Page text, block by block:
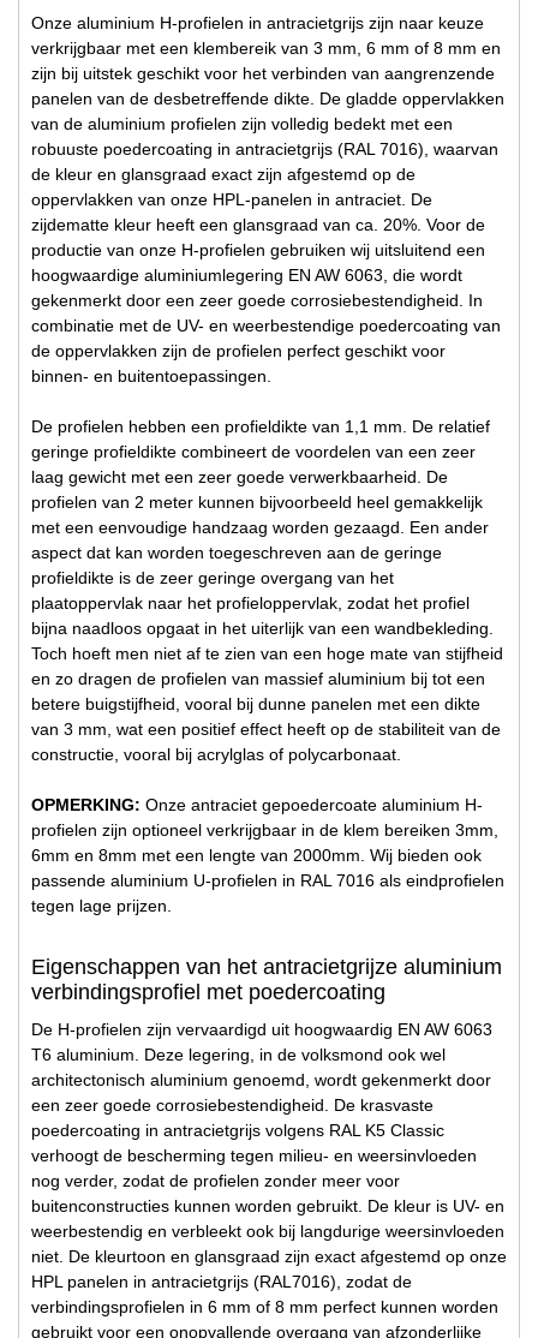
Onze aluminium H-profielen in antracietgrijs zijn naar keuze
verkrijgbaar met een klembereik van 3 mm, 6 mm of 8 mm en
zijn bij uitstek geschikt voor het verbinden van aangrenzende
panelen van de desbetreffende dikte. De gladde oppervlakken
van de aluminium profielen zijn volledig bedekt met een
robuuste poedercoating in antracietgrijs (RAL 7016), waarvan
de kleur en glansgraad exact zijn afgestemd op de
oppervlakken van onze HPL-panelen in antraciet. De
zijdematte kleur heeft een glansgraad van ca. 20%. Voor de
productie van onze H-profielen gebruiken wij uitsluitend een
hoogwaardige aluminiumlegering EN AW 6063, die wordt
gekenmerkt door een zeer goede corrosiebestendigheid. In
combinatie met de UV- en weerbestendige poedercoating van
de oppervlakken zijn de profielen perfect geschikt voor
binnen- en buitentoepassingen.
De profielen hebben een profieldikte van 1,1 mm. De relatief
geringe profieldikte combineert de voordelen van een zeer
laag gewicht met een zeer goede verwerkbaarheid. De
profielen van 2 meter kunnen bijvoorbeeld heel gemakkelijk
met een eenvoudige handzaag worden gezaagd. Een ander
aspect dat kan worden toegeschreven aan de geringe
profieldikte is de zeer geringe overgang van het
plaatoppervlak naar het profieloppervlak, zodat het profiel
bijna naadloos opgaat in het uiterlijk van een wandbekleding.
Toch hoeft men niet af te zien van een hoge mate van stijfheid
en zo dragen de profielen van massief aluminium bij tot een
betere buigstijfheid, vooral bij dunne panelen met een dikte
van 3 mm, wat een positief effect heeft op de stabiliteit van de
constructie, vooral bij acrylglas of polycarbonaat.
OPMERKING: Onze antraciet gepoedercoate aluminium H-
profielen zijn optioneel verkrijgbaar in de klem bereiken 3mm,
6mm en 8mm met een lengte van 2000mm. Wij bieden ook
passende aluminium U-profielen in RAL 7016 als eindprofielen
tegen lage prijzen.
Eigenschappen van het antracietgrijze aluminium
verbindingsprofiel met poedercoating
De H-profielen zijn vervaardigd uit hoogwaardig EN AW 6063
T6 aluminium. Deze legering, in de volksmond ook wel
architectonisch aluminium genoemd, wordt gekenmerkt door
een zeer goede corrosiebestendigheid. De krasvaste
poedercoating in antracietgrijs volgens RAL K5 Classic
verhoogt de bescherming tegen milieu- en weersinvloeden
nog verder, zodat de profielen zonder meer voor
buitenconstructies kunnen worden gebruikt. De kleur is UV- en
weerbestendig en verbleekt ook bij langdurige weersinvloeden
niet. De kleurtoon en glansgraad zijn exact afgestemd op onze
HPL panelen in antracietgrijs (RAL7016), zodat de
verbindingsprofielen in 6 mm of 8 mm perfect kunnen worden
gebruikt voor een onopvallende overgang van afzonderlijke